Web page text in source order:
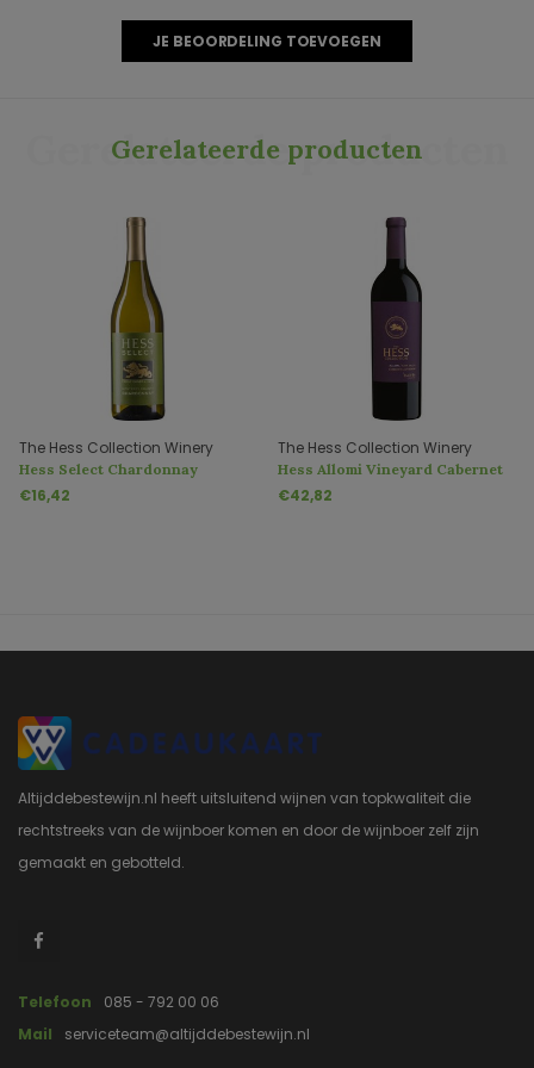
JE BEOORDELING TOEVOEGEN
Gerelateerde producten
Gerelateerde producten
The Hess Collection Winery
Hess Select Chardonnay
€16,42
The Hess Collection Winery
Hess Allomi Vineyard Cabernet
Sauvignon
€42,82
Altijddebestewijn.nl heeft uitsluitend wijnen van topkwaliteit die
rechtstreeks van de wijnboer komen en door de wijnboer zelf zijn
gemaakt en gebotteld.
Telefoon
085 - 792 00 06
Mail
serviceteam@altijddebestewijn.nl